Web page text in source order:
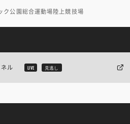
ク公園総合運動場陸上競技場
ル LIVE 見逃し